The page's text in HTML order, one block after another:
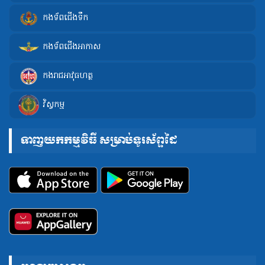
កងទ័ពជើងទឹក
កងទ័ពជើងអាកាស
កងរាជអាវុធហត្ថ
វិស្វកម្ម
ទាញយកកម្មវិធី សម្រាប់ទូរស័ព្ទដៃ